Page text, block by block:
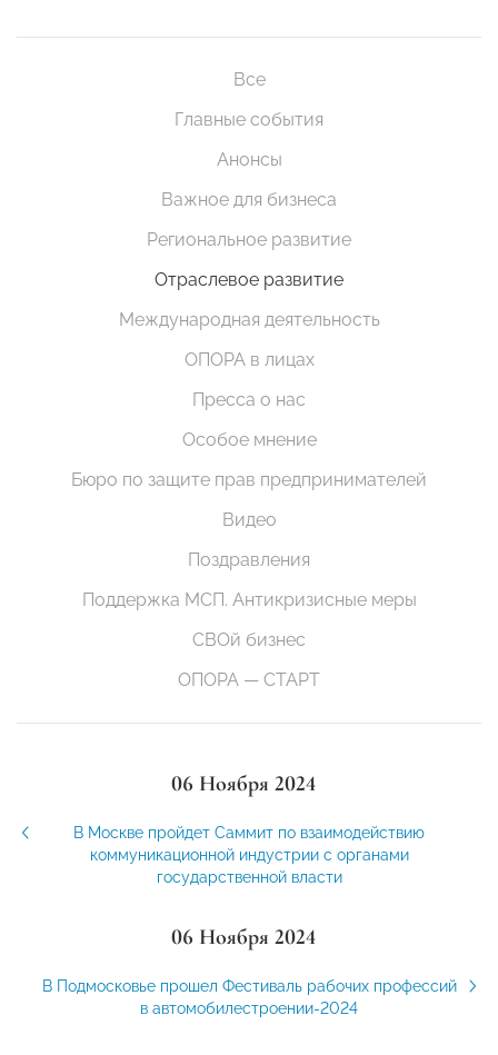
Все
Главные события
Анонсы
Важное для бизнеса
Региональное развитие
Отраслевое развитие
Международная деятельность
ОПОРА в лицах
Пресса о нас
Особое мнение
Бюро по защите прав предпринимателей
Видео
Поздравления
Поддержка МСП. Антикризисные меры
СВОй бизнес
ОПОРА — СТАРТ
06 Ноября 2024
В Москве пройдет Саммит по взаимодействию
коммуникационной индустрии с органами
государственной власти
06 Ноября 2024
В Подмосковье прошел Фестиваль рабочих профессий
в автомобилестроении-2024